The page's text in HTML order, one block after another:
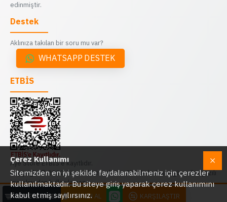
SEPETE EKLE HEMEN AL KARŞILAŞTIR
edinmiştir.
Destek
Aklınıza takılan bir soru mu var?
WHATSAPP DESTEK
ETBİS
Aye Store ETBİS'e kayıtlıdır.
Copyright © 2022, Tüm hakları saklıdır. Sitede bulunan görseller yazılı
izin olmadan kullanılamaz.
Çerez Kullanımı
Sitemizden en iyi şekilde faydalanabilmeniz için çerezler
kullanılmaktadır. Bu siteye giriş yaparak çerez kullanımını
kabul etmiş sayılırsınız.